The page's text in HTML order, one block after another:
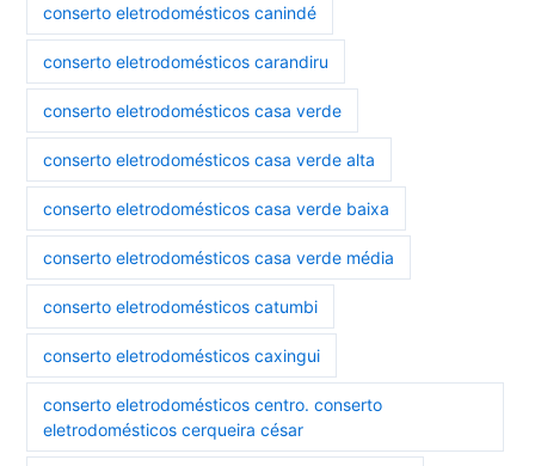
conserto eletrodomésticos canindé
conserto eletrodomésticos carandiru
conserto eletrodomésticos casa verde
conserto eletrodomésticos casa verde alta
conserto eletrodomésticos casa verde baixa
conserto eletrodomésticos casa verde média
conserto eletrodomésticos catumbi
conserto eletrodomésticos caxingui
conserto eletrodomésticos centro. conserto
eletrodomésticos cerqueira césar